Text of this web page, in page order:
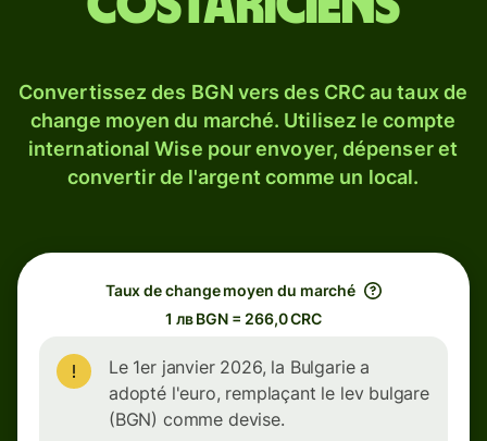
Convertissez des BGN vers des CRC au taux de
change moyen du marché. Utilisez le compte
international Wise pour envoyer, dépenser et
convertir de l'argent comme un local.
Taux de change moyen du marché
1 лв BGN = 266,0 CRC
Le 1er janvier 2026, la Bulgarie a
adopté l'euro, remplaçant le lev bulgare
(BGN) comme devise.